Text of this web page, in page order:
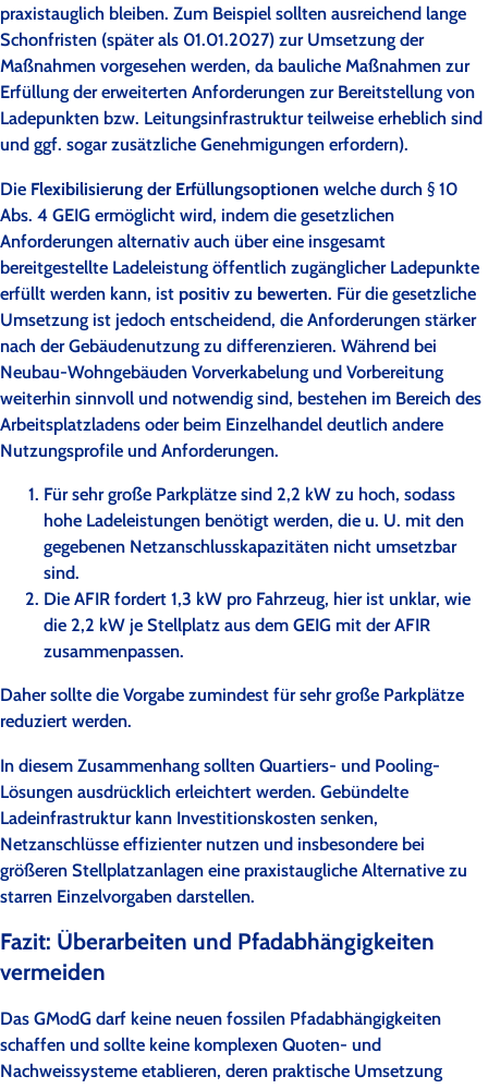
praxistauglich bleiben. Zum Beispiel sollten ausreichend lange
Schonfristen (später als 01.01.2027) zur Umsetzung der
Maßnahmen vorgesehen werden, da bauliche Maßnahmen zur
Erfüllung der erweiterten Anforderungen zur Bereitstellung von
Ladepunkten bzw. Leitungsinfrastruktur teilweise erheblich sind
und ggf. sogar zusätzliche Genehmigungen erfordern).
Die Flexibilisierung der Erfüllungsoptionen welche durch § 10
Abs. 4 GEIG ermöglicht wird, indem die gesetzlichen
Anforderungen alternativ auch über eine insgesamt
bereitgestellte Ladeleistung öffentlich zugänglicher Ladepunkte
erfüllt werden kann, ist positiv zu bewerten. Für die gesetzliche
Umsetzung ist jedoch entscheidend, die Anforderungen stärker
nach der Gebäudenutzung zu differenzieren. Während bei
Neubau-Wohngebäuden Vorverkabelung und Vorbereitung
weiterhin sinnvoll und notwendig sind, bestehen im Bereich des
Arbeitsplatzladens oder beim Einzelhandel deutlich andere
Nutzungsprofile und Anforderungen.
Für sehr große Parkplätze sind 2,2 kW zu hoch, sodass
hohe Ladeleistungen benötigt werden, die u. U. mit den
gegebenen Netzanschlusskapazitäten nicht umsetzbar
sind.
Die AFIR fordert 1,3 kW pro Fahrzeug, hier ist unklar, wie
die 2,2 kW je Stellplatz aus dem GEIG mit der AFIR
zusammenpassen.
Daher sollte die Vorgabe zumindest für sehr große Parkplätze
reduziert werden.
In diesem Zusammenhang sollten Quartiers- und Pooling-
Lösungen ausdrücklich erleichtert werden. Gebündelte
Ladeinfrastruktur kann Investitionskosten senken,
Netzanschlüsse effizienter nutzen und insbesondere bei
größeren Stellplatzanlagen eine praxistaugliche Alternative zu
starren Einzelvorgaben darstellen.
Fazit: Überarbeiten und Pfadabhängigkeiten
vermeiden
Das GModG darf keine neuen fossilen Pfadabhängigkeiten
schaffen und sollte keine komplexen Quoten- und
Nachweissysteme etablieren, deren praktische Umsetzung